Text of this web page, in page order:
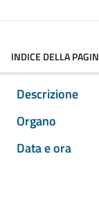
INDICE DELLA
Descrizione
Organo
Data e ora